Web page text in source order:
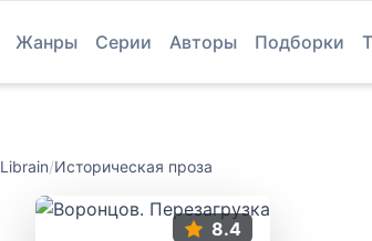
Жанры Серии Авторы Подборки
Librain/Историческая проза
8.4